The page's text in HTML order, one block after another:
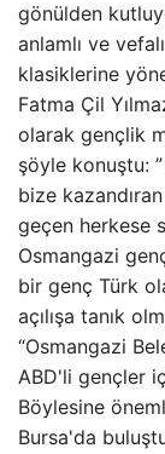
gönülden
anlamlı ve
klasiklerine
Fatma Çil
olarak gençlik
şöyle konuştu:
bize
geçen herkese
Osmangazi
bir genç Türk
açılışa tanık
“Osmangazi
ABD'li gençler
Böylesine
Bursa'da